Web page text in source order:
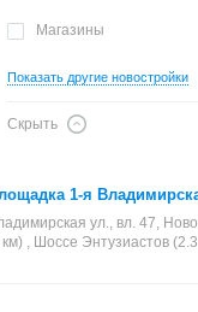
Магазины
Показать другие новостройки
Скрыть Перово
1-я
ул., вл. 47,
, Шоссе Энтузиастов